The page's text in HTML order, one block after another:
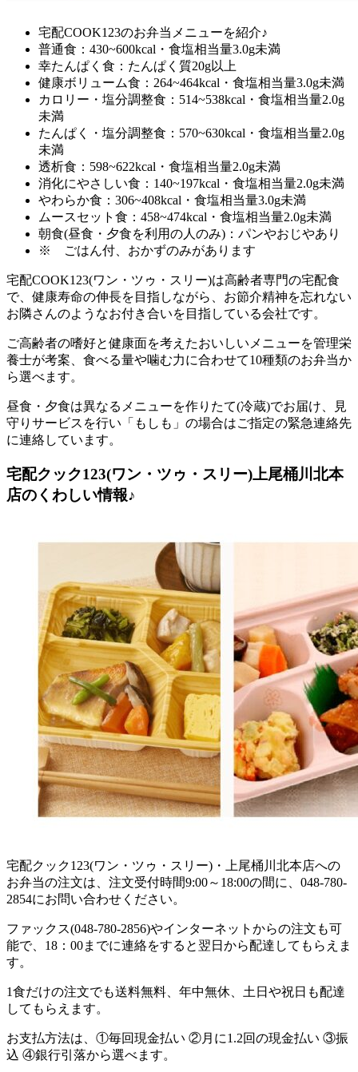
宅配COOK123のお弁当メニューを紹介♪
普通食：430~600kcal・食塩相当量3.0g未満
幸たんぱく食：たんぱく質20g以上
健康ボリューム食：264~464kcal・食塩相当量3.0g未満
カロリー・塩分調整食：514~538kcal・食塩相当量2.0g
未満
たんぱく・塩分調整食：570~630kcal・食塩相当量2.0g
未満
透析食：598~622kcal・食塩相当量2.0g未満
消化にやさしい食：140~197kcal・食塩相当量2.0g未満
やわらか食：306~408kcal・食塩相当量3.0g未満
ムースセット食：458~474kcal・食塩相当量2.0g未満
朝食(昼食・夕食を利用の人のみ)：パンやおじやあり
※ ごはん付、おかずのみがあります
宅配COOK123(ワン・ツゥ・スリー)は高齢者専門の宅配食
で、健康寿命の伸長を目指しながら、お節介精神を忘れない
お隣さんのようなお付き合いを目指している会社です。
ご高齢者の嗜好と健康面を考えたおいしいメニューを管理栄
養士が考案、食べる量や噛む力に合わせて10種類のお弁当か
ら選べます。
昼食・夕食は異なるメニューを作りたて(冷蔵)でお届け、見
守りサービスを行い「もしも」の場合はご指定の緊急連絡先
に連絡しています。
宅配クック123(ワン・ツゥ・スリー)上尾桶川北本
店のくわしい情報♪
宅配クック123(ワン・ツゥ・スリー)・上尾桶川北本店への
お弁当の注文は、注文受付時間9:00～18:00の間に、048-780-
2854にお問い合わせください。
ファックス(048-780-2856)やインターネットからの注文も可
能で、18：00までに連絡をすると翌日から配達してもらえま
す。
1食だけの注文でも送料無料、年中無休、土日や祝日も配達
してもらえます。
お支払方法は、①毎回現金払い ②月に1.2回の現金払い ③振
込 ④銀行引落から選べます。